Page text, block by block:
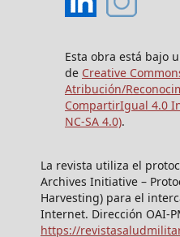
Esta obra está bajo
de Creative
Atribución/
CompartirIgual 4.0
NC-SA 4.0).
La revista utiliza el
Archives Initiative –
Harvesting) para el
Internet. Dirección OAI-
https://